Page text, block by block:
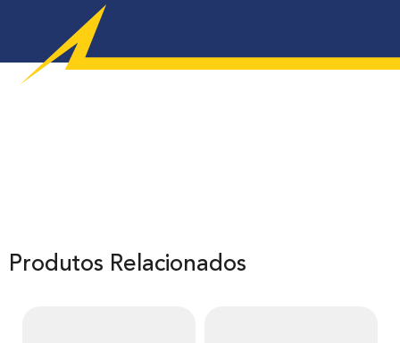
Produtos Relacionados